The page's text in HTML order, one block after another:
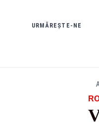
URMĂREȘTE-NE